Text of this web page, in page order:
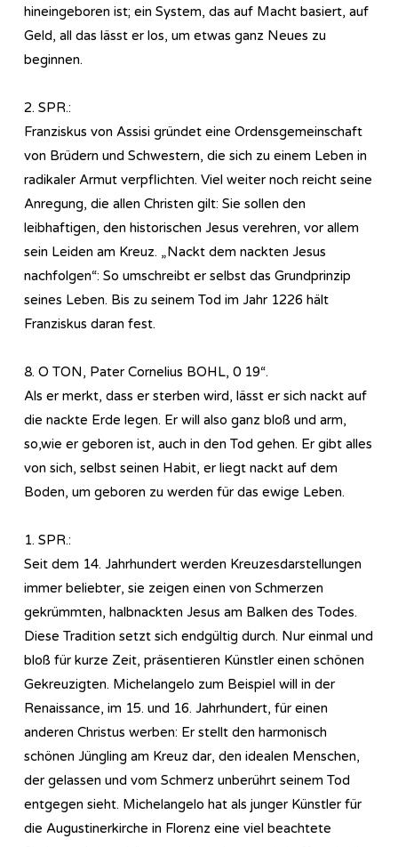
hineingeboren ist; ein System, das auf Macht basiert, auf
Geld, all das lässt er los, um etwas ganz Neues zu
beginnen.
2. SPR.:
Franziskus von Assisi gründet eine Ordensgemeinschaft
von Brüdern und Schwestern, die sich zu einem Leben in
radikaler Armut verpflichten. Viel weiter noch reicht seine
Anregung, die allen Christen gilt: Sie sollen den
leibhaftigen, den historischen Jesus verehren, vor allem
sein Leiden am Kreuz. „Nackt dem nackten Jesus
nachfolgen“: So umschreibt er selbst das Grundprinzip
seines Leben. Bis zu seinem Tod im Jahr 1226 hält
Franziskus daran fest.
8. O TON, Pater Cornelius BOHL, 0 19“.
Als er merkt, dass er sterben wird, lässt er sich nackt auf
die nackte Erde legen. Er will also ganz bloß und arm,
so,wie er geboren ist, auch in den Tod gehen. Er gibt alles
von sich, selbst seinen Habit, er liegt nackt auf dem
Boden, um geboren zu werden für das ewige Leben.
1. SPR.:
Seit dem 14. Jahrhundert werden Kreuzesdarstellungen
immer beliebter, sie zeigen einen von Schmerzen
gekrümmten, halbnackten Jesus am Balken des Todes.
Diese Tradition setzt sich endgültig durch. Nur einmal und
bloß für kurze Zeit, präsentieren Künstler einen schönen
Gekreuzigten. Michelangelo zum Beispiel will in der
Renaissance, im 15. und 16. Jahrhundert, für einen
anderen Christus werben: Er stellt den harmonisch
schönen Jüngling am Kreuz dar, den idealen Menschen,
der gelassen und vom Schmerz unberührt seinem Tod
entgegen sieht. Michelangelo hat als junger Künstler für
die Augustinerkirche in Florenz eine viel beachtete